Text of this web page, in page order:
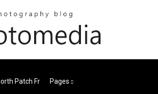
Patch Fr Pages